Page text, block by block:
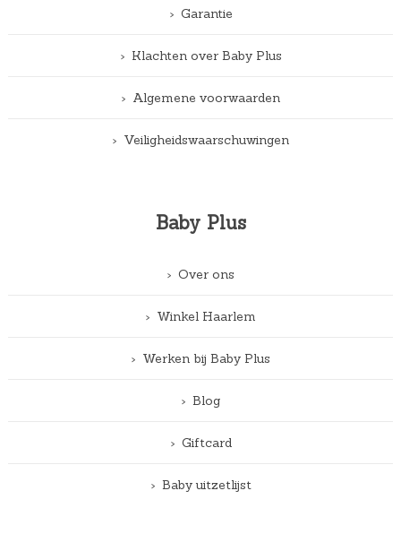
Garantie
Klachten over Baby Plus
Algemene voorwaarden
Veiligheidswaarschuwingen
Baby Plus
Over ons
Winkel Haarlem
Werken bij Baby Plus
Blog
Giftcard
Baby uitzetlijst